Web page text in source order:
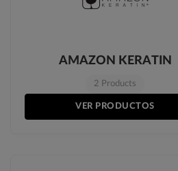
AMAZON KERATIN
2 Products
VER PRODUCTOS